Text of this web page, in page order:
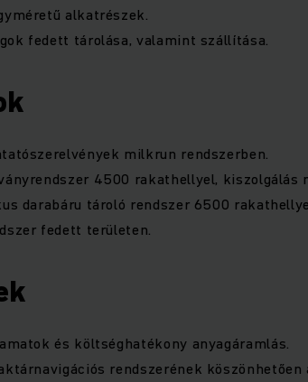
alkatrészek.
fedett tárolása, valamint szállítása.
milkrun rendszerben.
4500 rakathellyel, kiszolgálás
darabáru tároló rendszer 6500
fedett területen.
és költséghatékony anyagáramlás.
rendszerének